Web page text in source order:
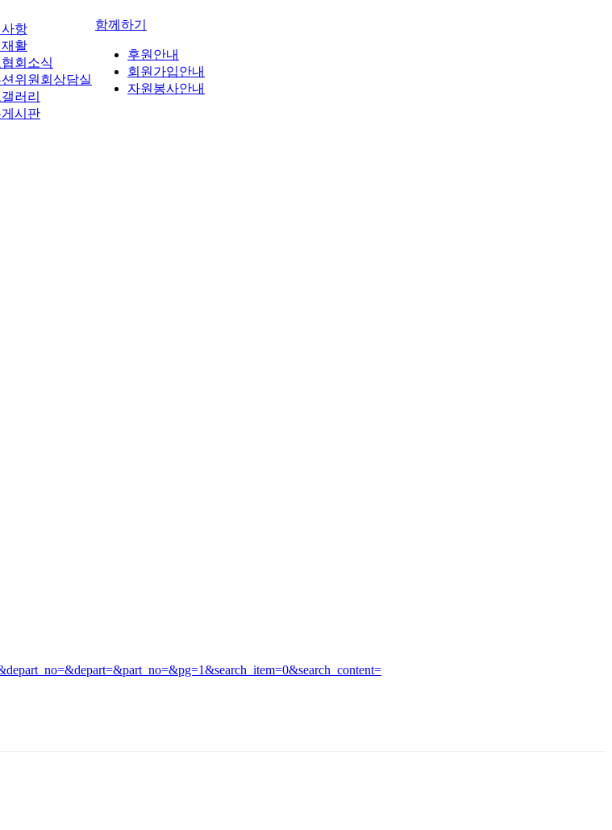
항
활
회소식
위원회상담실
러리
시판
함께하기
후원안내
회원가입안내
자원봉사안내